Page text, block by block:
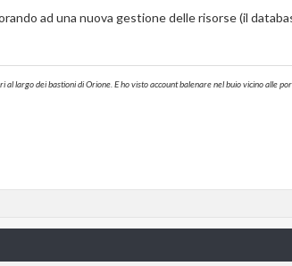
ad una nuova gestione delle risorse (il
largo dei bastioni di Orione. E ho visto account balenare nel buio vicino alle